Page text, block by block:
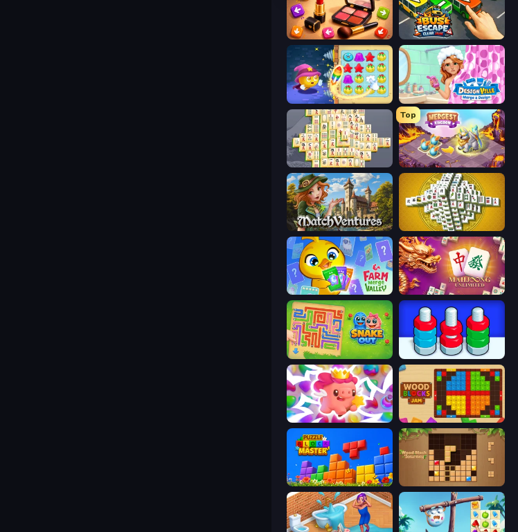
Tap Gallery Bus Escape: Clear Jam
Candy Riddles Designville: Merge & Design
Mahjong Online
Top
Mergest Kingdom
MatchVentures Mahjong Tower
Farm Merge Valley Mahjong Unlimited
Snake Out: Maze Escape
Match Arena Wood Blocks Jam
Puzzle Block Master Wood Block Journey